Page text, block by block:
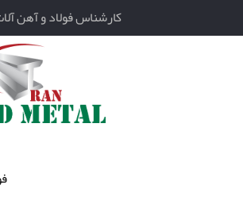
کارشناس فولاد و آهن